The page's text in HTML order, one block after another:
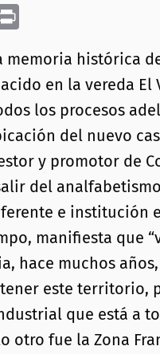
memoria histórica
en la vereda
los procesos
del nuevo
y promotor de
del
e
manifiesta que
hace muchos
este territorio,
que está a
otro fue la Zona